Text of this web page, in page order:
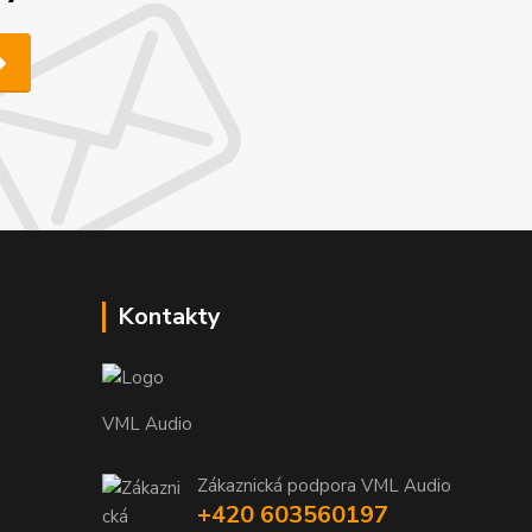
Kontakty
VML Audio
Zákaznická podpora VML Audio
+420 603560197